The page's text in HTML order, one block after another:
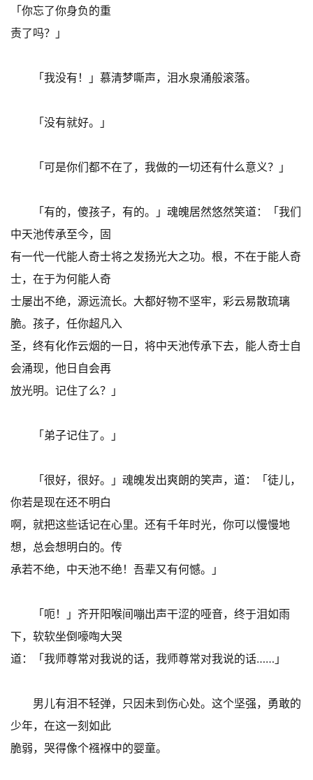
「你忘了你身负的重
责了吗？」
「我没有！」慕清梦嘶声，泪水泉涌般滚落。
「没有就好。」
「可是你们都不在了，我做的一切还有什么意义？」
「有的，傻孩子，有的。」魂魄居然悠然笑道：「我们
中天池传承至今，固
有一代一代能人奇士将之发扬光大之功。根，不在于能人奇
士，在于为何能人奇
士屡出不绝，源远流长。大都好物不坚牢，彩云易散琉璃
脆。孩子，任你超凡入
圣，终有化作云烟的一日，将中天池传承下去，能人奇士自
会涌现，他日自会再
放光明。记住了么？」
「弟子记住了。」
「很好，很好。」魂魄发出爽朗的笑声，道：「徒儿，
你若是现在还不明白
啊，就把这些话记在心里。还有千年时光，你可以慢慢地
想，总会想明白的。传
承若不绝，中天池不绝！吾辈又有何憾。」
「呃！」齐开阳喉间嘣出声干涩的哑音，终于泪如雨
下，软软坐倒嚎啕大哭
道：「我师尊常对我说的话，我师尊常对我说的话……」
男儿有泪不轻弹，只因未到伤心处。这个坚强，勇敢的
少年，在这一刻如此
脆弱，哭得像个襁褓中的婴童。